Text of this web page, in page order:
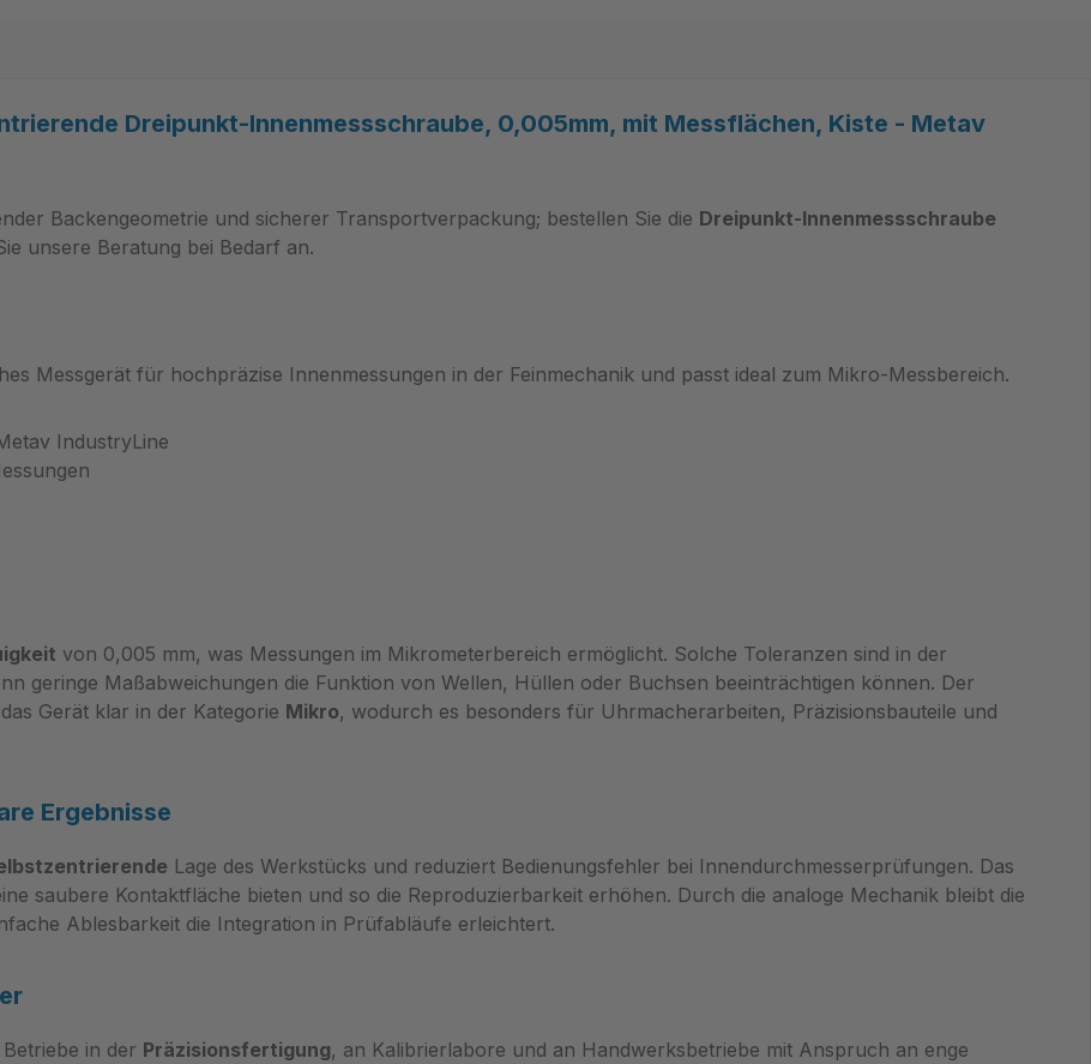
Dreipunkt-Innenmessschraube, 0,005mm, mit Messflächen, Kiste - Metav
Backengeometrie und sicherer Transportverpackung; bestellen Sie die Dreipunkt-Innenmessschraube
unsere Beratung bei Bedarf an.
Messgerät für hochpräzise Innenmessungen in der Feinmechanik und passt ideal zum Mikro‑Messbereich.
IndustryLine
von 0,005 mm, was Messungen im Mikrometerbereich ermöglicht. Solche Toleranzen sind in der
geringe Maßabweichungen die Funktion von Wellen, Hüllen oder Buchsen beeinträchtigen können. Der
Gerät klar in der Kategorie Mikro, wodurch es besonders für Uhrmacherarbeiten, Präzisionsbauteile und
Ergebnisse
Lage des Werkstücks und reduziert Bedienungsfehler bei Innendurchmesserprüfungen. Das
saubere Kontaktfläche bieten und so die Reproduzierbarkeit erhöhen. Durch die analoge Mechanik bleibt die
Ablesbarkeit die Integration in Prüfabläufe erleichtert.
in der Präzisionsfertigung, an Kalibrierlabore und an Handwerksbetriebe mit Anspruch an enge